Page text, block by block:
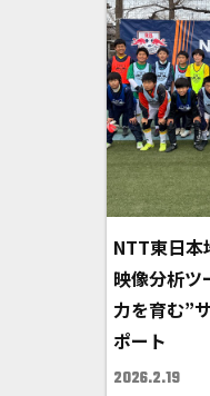
NTT東日本
映像分析ツ
力を育む”
ポート
2026.2.19